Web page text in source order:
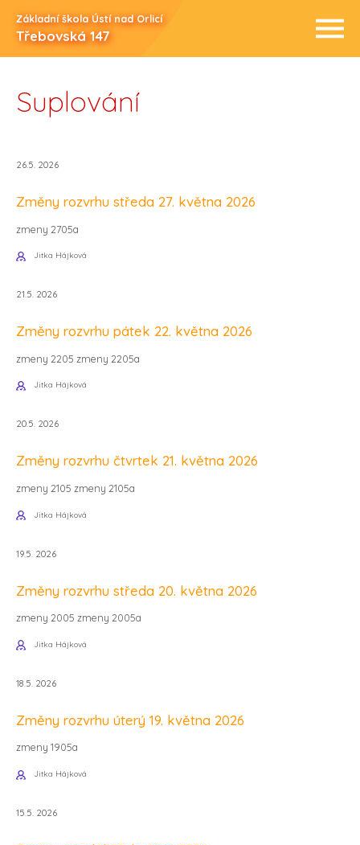
Základní škola Ústí nad Orlicí
Třebovská 147
Suplování
26.5. 2026
Změny rozvrhu středa 27. května 2026
zmeny 2705a
Jitka Hájková
21.5. 2026
Změny rozvrhu pátek 22. května 2026
zmeny 2205 zmeny 2205a
Jitka Hájková
20.5. 2026
Změny rozvrhu čtvrtek 21. května 2026
zmeny 2105 zmeny 2105a
Jitka Hájková
19.5. 2026
Změny rozvrhu středa 20. května 2026
zmeny 2005 zmeny 2005a
Jitka Hájková
18.5. 2026
Změny rozvrhu úterý 19. května 2026
zmeny 1905a
Jitka Hájková
15.5. 2026